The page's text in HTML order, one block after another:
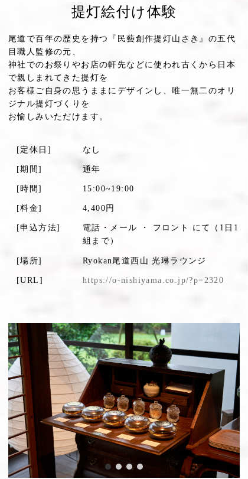
提灯絵付け体験
尾道で百年の歴史を持つ『民藝創作提灯山さき』の五代
目職人監修の元、
神社でのお祭りやお店の軒先などに使われ古くから日本
で親しまれてきた提灯を
お客様ご自身の思うままにデザインし、唯一無二のオリ
ジナル提灯づくりを
お愉しみいただけます。
[定休日] なし
[期間] 通年
[時間] 15:00~19:00
[料金] 4,400円
[申込方法]
電話・メール ・ フロント にて（1日1
組まで）
[場所] Ryokan尾道西山 光琳ラウンジ
[URL] https://o-nishiyama.co.jp/?p=2320